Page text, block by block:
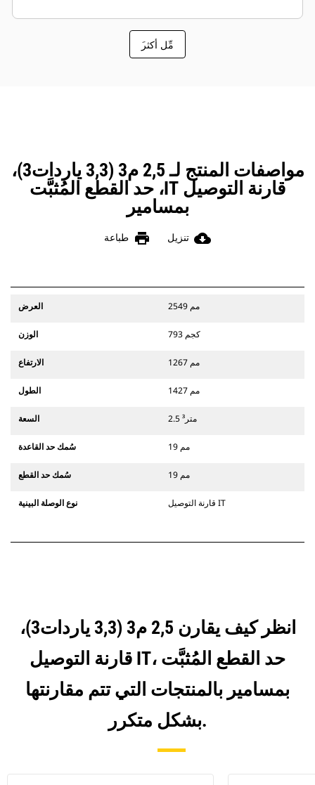
َمِّل أكثر
مواصفات المنتج لـ 2,5 م3 (3,3 ياردات3)،
قارنة التوصيل IT، حد القطع المُثبَّت
بمسامير
cloud_download تنزيل print طباعة
العرض 2549 مم
الوزن 793 كجم
الارتفاع 1267 مم
الطول 1427 مم
السعة 2.5 متر³
سُمك حد القاعدة 19 مم
سُمك حد القطع 19 مم
نوع الوصلة البينية قارنة التوصيل IT
انظر كيف يقارن 2,5 م3 (3,3 ياردات3)،
قارنة التوصيل IT، حد القطع المُثبَّت
بمسامير بالمنتجات التي تتم مقارنتها
بشكل متكرر.